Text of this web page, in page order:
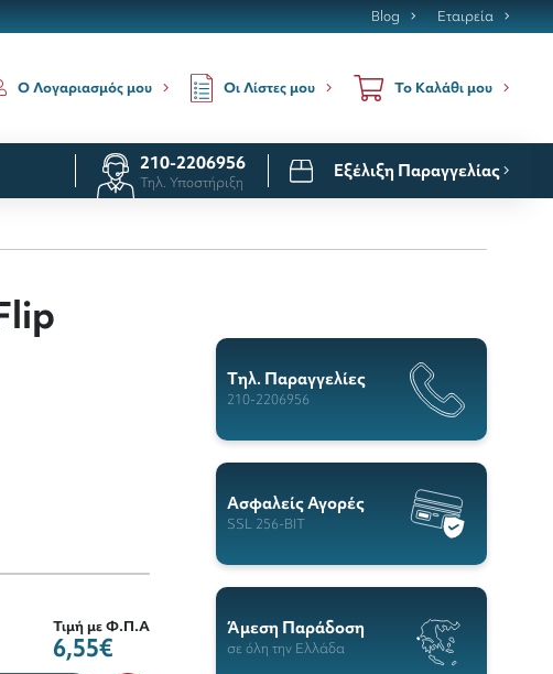
Blog Εταιρεία
Ο Λογαριασμός μου Οι Λίστες μου Το Καλάθι μου
210-2206956
Τηλ. Υποστήριξη
Εξέλιξη Παραγγελίας
Τιμή με Φ.Π.Α
6,55€
Tηλ. Παραγγελίες
210-2206956
Ασφαλείς Αγορές
SSL 256-BIT
Άμεση Παράδοση
σε όλη την Ελλάδα